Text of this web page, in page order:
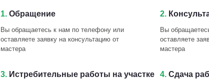
1. Обращение
Вы обращаетесь к нам по телефону или
оставляете заявку на консультацию от
мастера
2.
Вы
оставляете
мастера
3. Истребительные работы на участке 4. Сдача